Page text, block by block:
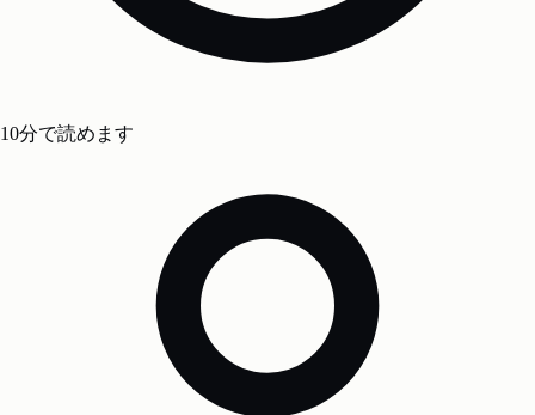
10分で読めます